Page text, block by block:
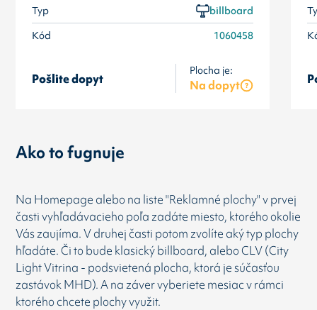
Typ
billboard
Kód
1060458
Pošlite dopyt
Plocha je:
Na dopyt
Ako to fugnuje
Na Homepage alebo na liste "Reklamné plochy" v prvej
časti vyhľadávacieho poľa zadáte miesto, ktorého okolie
Vás zaujíma. V druhej časti potom zvolíte aký typ plochy
hľadáte. Či to bude klasický billboard, alebo CLV (City
Light Vitrina - podsvietená plocha, ktorá je súčasťou
zastávok MHD). A na záver vyberiete mesiac v rámci
ktorého chcete plochy využit.